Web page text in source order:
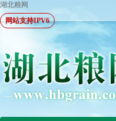
湖北粮网
网站支持IPV6